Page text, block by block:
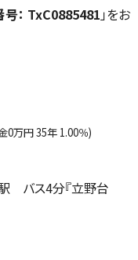
： TxC0885481」をお
0万円 35年 1.00％)
バス4分『立野台